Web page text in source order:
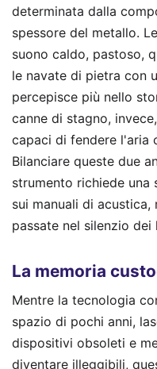
determinata dalla
spessore del metallo.
suono caldo, pastoso,
le navate di pietra con
percepisce più nello
canne di stagno,
capaci di fendere l'aria
Bilanciare queste due
strumento richiede una
sui manuali di
passate nel silenzio dei
La memoria
Mentre la tecnologia
spazio di pochi anni,
dispositivi obsoleti e
diventare illeggibili,